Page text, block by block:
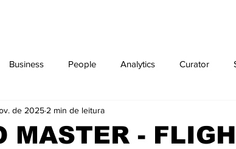
Business People Analytics Curator
MASTER -
de 2025 2 min de leitura